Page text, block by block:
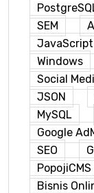
SEM
JavaScript
Windows
Social
JSON
MySQL
Google
SEO
PopojiCMS
Bisnis